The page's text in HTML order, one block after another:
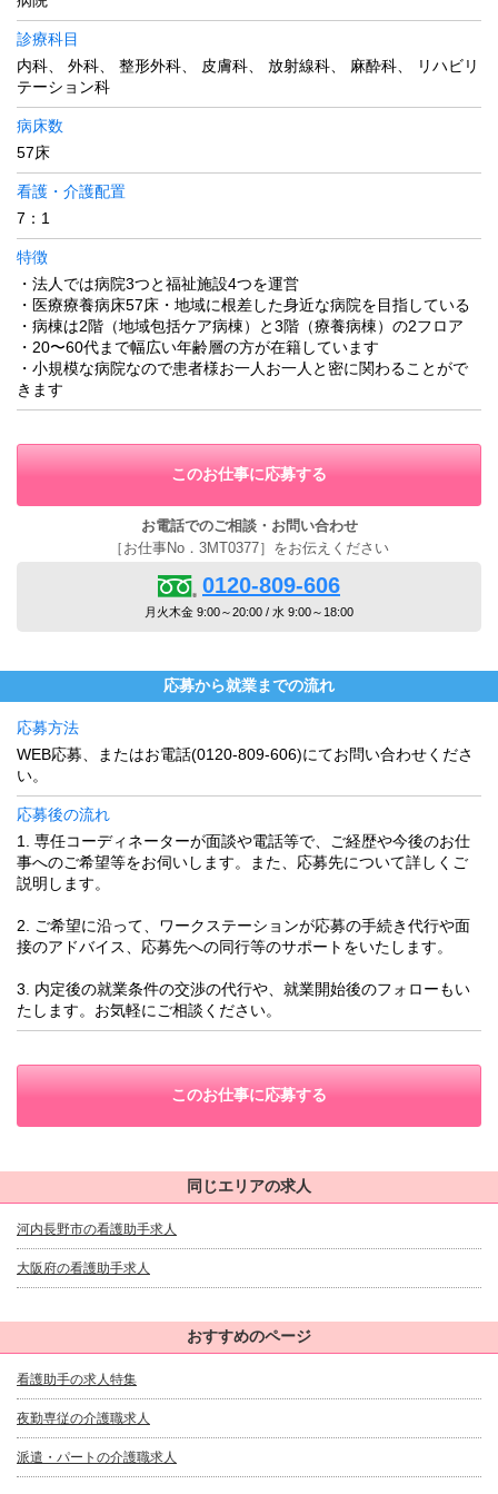
診療科目
内科、 外科、 整形外科、 皮膚科、 放射線科、 麻酔科、 リハビリ
テーション科
病床数
57床
看護・介護配置
7：1
特徴
・法人では病院3つと福祉施設4つを運営
・医療療養病床57床・地域に根差した身近な病院を目指している
・病棟は2階（地域包括ケア病棟）と3階（療養病棟）の2フロア
・20〜60代まで幅広い年齢層の方が在籍しています
・小規模な病院なので患者様お一人お一人と密に関わることがで
きます
このお仕事に応募する
お電話でのご相談・お問い合わせ
［お仕事No．3MT0377］をお伝えください
0120-809-606
月火木金 9:00～20:00 / 水 9:00～18:00
応募から就業までの流れ
応募方法
WEB応募、またはお電話(0120-809-606)にてお問い合わせくださ
い。
応募後の流れ
1. 専任コーディネーターが面談や電話等で、ご経歴や今後のお仕
事へのご希望等をお伺いします。また、応募先について詳しくご
説明します。
2. ご希望に沿って、ワークステーションが応募の手続き代行や面
接のアドバイス、応募先への同行等のサポートをいたします。
3. 内定後の就業条件の交渉の代行や、就業開始後のフォローもい
たします。お気軽にご相談ください。
このお仕事に応募する
同じエリアの求人
河内長野市の看護助手求人
大阪府の看護助手求人
おすすめのページ
看護助手の求人特集
夜勤専従の介護職求人
派遣・パートの介護職求人